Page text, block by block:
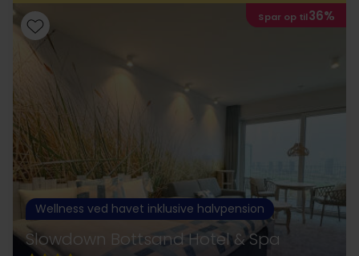
Spar op til36%
Wellness ved havet inklusive halvpension
Slowdown Bottsand Hotel & Spa